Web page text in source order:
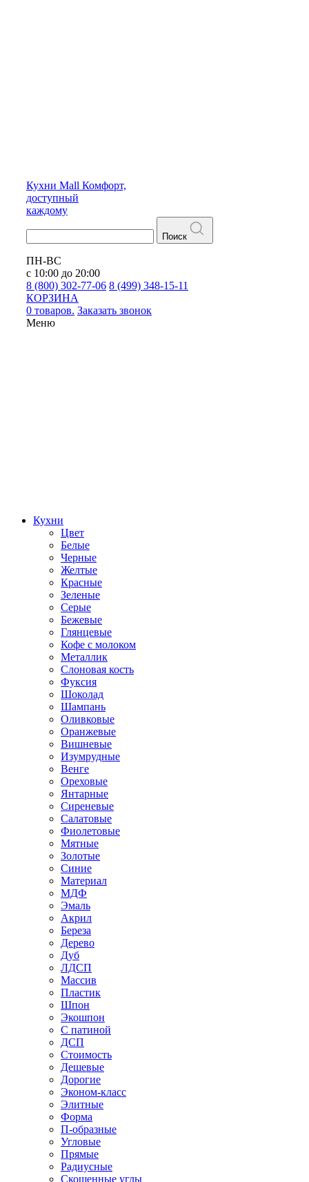
Кухни Mall Комфорт,
доступный
каждому
Поиск
ПН-ВС
с 10:00 до 20:00
8 (800) 302-77-06 8 (499) 348-15-11
КОРЗИНА
0 товаров. Заказать звонок
Меню
Кухни
Цвет
Белые
Черные
Желтые
Красные
Зеленые
Серые
Бежевые
Глянцевые
Кофе с молоком
Металлик
Слоновая кость
Фуксия
Шоколад
Шампань
Оливковые
Оранжевые
Вишневые
Изумрудные
Венге
Ореховые
Янтарные
Сиреневые
Салатовые
Фиолетовые
Мятные
Золотые
Синие
Материал
МДФ
Эмаль
Акрил
Береза
Дерево
Дуб
ЛДСП
Массив
Пластик
Шпон
Экошпон
С патиной
ДСП
Стоимость
Дешевые
Дорогие
Эконом-класс
Элитные
Форма
П-образные
Угловые
Прямые
Радиусные
Скошенные углы